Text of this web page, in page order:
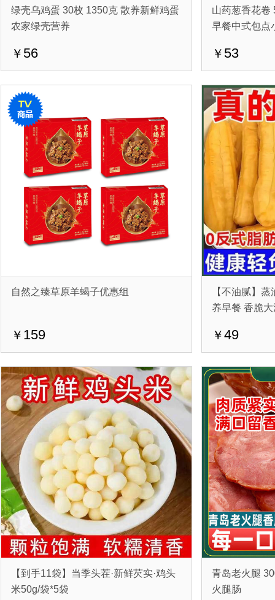
绿壳乌鸡蛋 30枚 1350克 散养新鲜鸡蛋
农家绿壳营养
￥ 56
山药葱香花卷
早餐中式包点
￥ 53
自然之臻草原羊蝎子优惠组
￥ 159
【不油腻】
养早餐 香脆
￥49
【到手11袋】当季头茬·新鲜芡实·‌鸡头
米50g/袋*5袋
青岛老火腿
火腿肠